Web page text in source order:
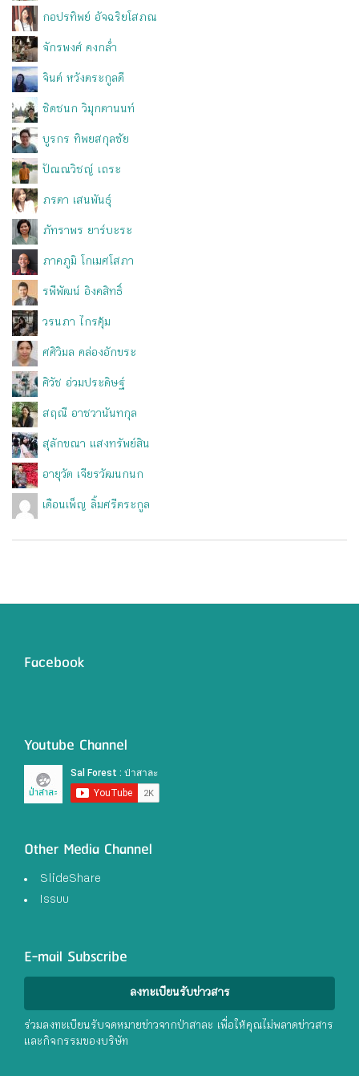
กอปรทิพย์ อัจฉริยโสภณ
จักรพงศ์ คงกล่ำ
จินต์ หวังตระกูลดี
ชิดชนก วิมุกตานนท์
บูรกร ทิพยสกุลชัย
ปัณณวิชญ์ เถระ
ภรตา เสนพันธุ์
ภัทราพร ยาร์บะระ
ภาคภูมิ โกเมศโสภา
รพีพัฒน์ อิงคสิทธิ์
วรนภา ไกรคุ้ม
ศศิวิมล คล่องอักขระ
ศิวัช อ่วมประดิษฐ์
สฤณี อาชวานันทกุล
สุลักขณา แสงทรัพย์สิน
อายุวัต เจียรวัฒนกนก
เดือนเพ็ญ ลิ้มศรีตระกูล
Facebook
Youtube Channel
Other Media Channel
SlideShare
Issuu
E-mail Subscribe
ลงทะเบียนรับข่าวสาร
ร่วมลงทะเบียนรับจดหมายข่าวจากป่าสาละ เพื่อให้คุณไม่พลาดข่าวสาร
และกิจกรรมของบริษัท